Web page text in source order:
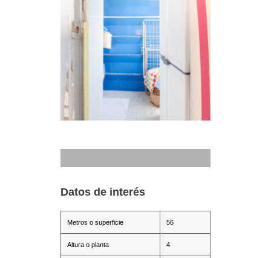
Datos de interés
Metros o superficie 56
Altura o planta 4